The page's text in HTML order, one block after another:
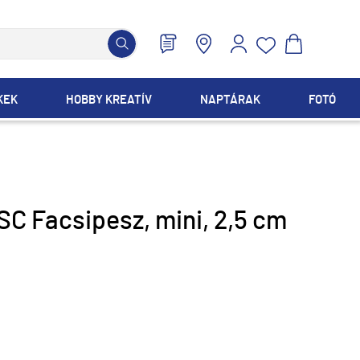
HOBBY KREATÍV NAPTÁRAK FOTÓ
Facsipesz, mini, 2,5 cm